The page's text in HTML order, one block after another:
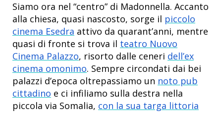
Siamo ora nel “centro” di Madonnella. Accanto
alla chiesa, quasi nascosto, sorge il piccolo
cinema Esedra attivo da quarant’anni, mentre
quasi di fronte si trova il teatro Nuovo
Cinema Palazzo, risorto dalle ceneri dell’ex
cinema omonimo. Sempre circondati dai bei
palazzi d’epoca oltrepassiamo un noto pub
cittadino e ci infiliamo sulla destra nella
piccola via Somalia, con la sua targa littoria